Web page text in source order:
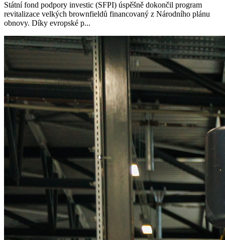
Státní fond podpory investic (SFPI) úspěšně dokončil program
revitalizace velkých brownfieldů financovaný z Národního plánu
obnovy. Díky evropské p...